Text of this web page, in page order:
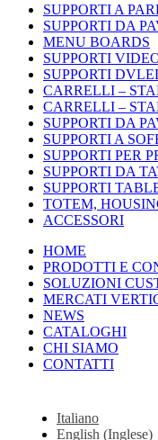
SUPPORTI A
SUPPORTI DA
MENU BOARDS
SUPPORTI
SUPPORTI
CARRELLI –
CARRELLI –
SUPPORTI DA
SUPPORTI A
SUPPORTI PER
SUPPORTI DA
SUPPORTI
TOTEM,
ACCESSORI
HOME
PRODOTTI E
SOLUZIONI
MERCATI
NEWS
CATALOGHI
CHI SIAMO
CONTATTI
Italiano
English (Inglese)